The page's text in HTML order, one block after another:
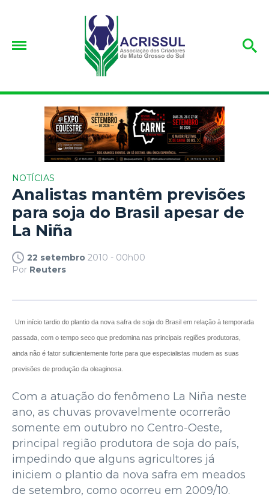
NOTÍCIAS
Analistas mantêm previsões
para soja do Brasil apesar de
La Niña
22 setembro 2010 - 00h00
Por Reuters
Um início tardio do plantio da nova safra de soja do Brasil em relação à temporada
passada, com o tempo seco que predomina nas principais regiões produtoras,
ainda não é fator suficientemente forte para que especialistas mudem as suas
previsões de produção da oleaginosa.
Com a atuação do fenômeno La Niña neste
ano, as chuvas provavelmente ocorrerão
somente em outubro no Centro-Oeste,
principal região produtora de soja do país,
impedindo que alguns agricultores já
iniciem o plantio da nova safra em meados
de setembro, como ocorreu em 2009/10.